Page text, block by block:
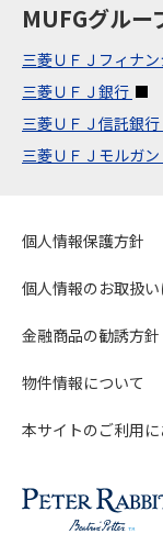
MUFGグルー
三菱ＵＦＪフィナ
三菱ＵＦＪ銀行
三菱ＵＦＪ信託銀行
三菱ＵＦＪモルガ
個人情報保護方針
個人情報のお取扱い
金融商品の勧誘方針
物件情報について
本サイトのご利用に